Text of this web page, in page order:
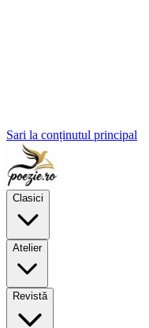
Sari la conținutul principal
Clasici
Atelier
Revistă